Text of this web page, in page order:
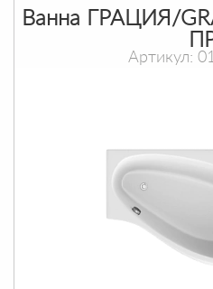
Ванна ГРАЦИЯ/
Артикул: